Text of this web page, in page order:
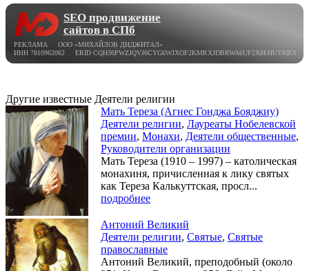
SEO продвижение
сайтов в СПб
РЕКЛАМА ООО «МИХАЙЛОВ ДИДЖИТАЛ»
ИНН 7810962062 ERID CQH36PWZJQVJ6CYG6WJXOF2KMRXJDBRWA6UF2X8EHUYKBX
Другие известные Деятели религии
Мать Тереза (Агнес Гонджа Бояджиу)
Деятели религии, Лауреаты Нобелевской
премии, Монахи, Деятели общественные,
Руководители организации
Мать Тереза (1910 – 1997) – католическая
монахиня, причисленная к лику святых
как Тереза Калькуттская, просл...
подробнее
Антоний Великий
Деятели религии, Святые, Святые
православные
Антоний Великий, преподобный (около